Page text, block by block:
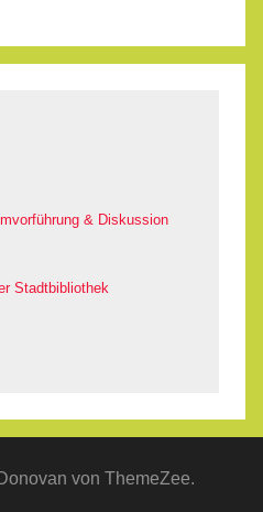
& Diskussion
Stadtbibliothek
von ThemeZee.